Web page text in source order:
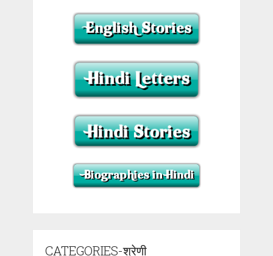
CATEGORIES-श्रेणी